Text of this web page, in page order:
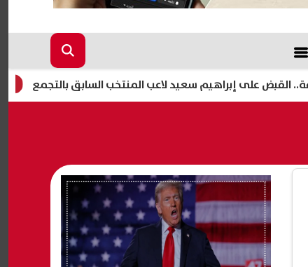
المولد النبوي الشريف إبراهيم سعيد لاعب المنتخب السابق بالتجمع